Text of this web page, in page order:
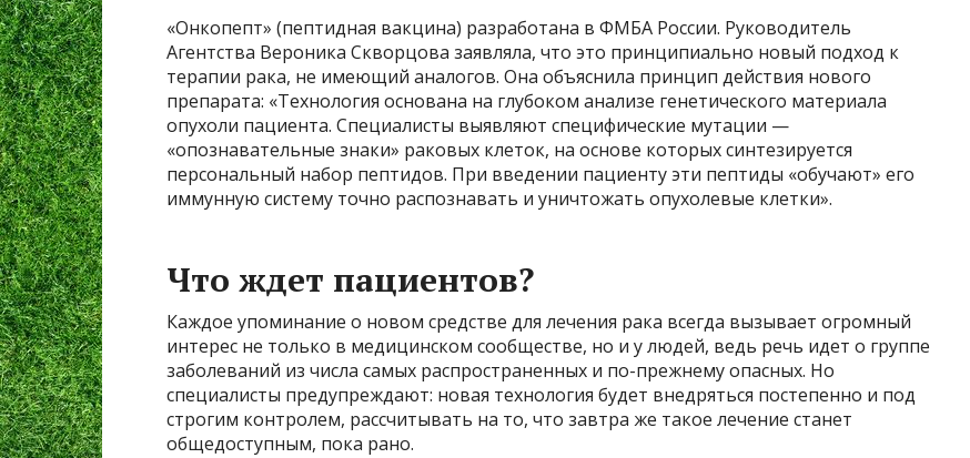
«Онкопепт» (пептидная вакцина) разработана в ФМБА России. Руководитель
Агентства Вероника Скворцова заявляла, что это принципиально новый подход к
терапии рака, не имеющий аналогов. Она объяснила принцип действия нового
препарата: «Технология основана на глубоком анализе генетического материала
опухоли пациента. Специалисты выявляют специфические мутации —
«опознавательные знаки» раковых клеток, на основе которых синтезируется
персональный набор пептидов. При введении пациенту эти пептиды «обучают» его
иммунную систему точно распознавать и уничтожать опухолевые клетки».
Что ждет пациентов?
Каждое упоминание о новом средстве для лечения рака всегда вызывает огромный
интерес не только в медицинском сообществе, но и у людей, ведь речь идет о группе
заболеваний из числа самых распространенных и по-прежнему опасных. Но
специалисты предупреждают: новая технология будет внедряться постепенно и под
строгим контролем, рассчитывать на то, что завтра же такое лечение станет
общедоступным, пока рано.